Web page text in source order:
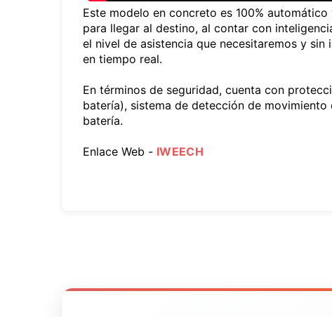
Este modelo en concreto es 100%
para llegar al destino, al contar con
el nivel de asistencia que necesitaremos y
en tiempo real.
En términos de seguridad, cuenta con
batería), sistema de detección de
batería.
Enlace Web - IWEECH